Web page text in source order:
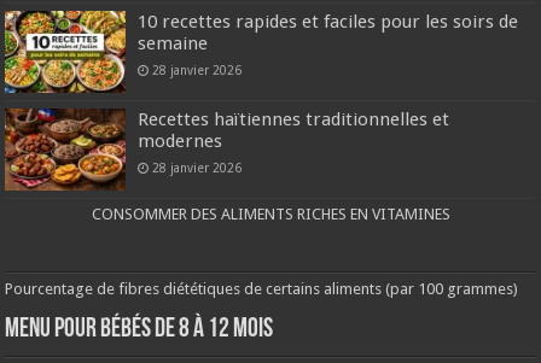
10 recettes rapides et faciles pour les soirs de
semaine
28 janvier 2026
Recettes haïtiennes traditionnelles et
modernes
28 janvier 2026
CONSOMMER DES ALIMENTS RICHES EN VITAMINES
Pourcentage de fibres diététiques de certains aliments (par 100 grammes)
MENU POUR BÉBÉS DE 8 à 12 MOIS